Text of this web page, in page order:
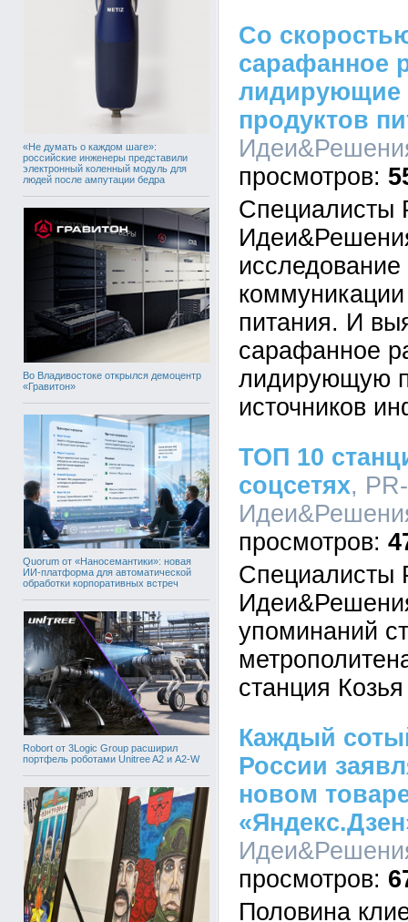
«Не думать о каждом шаге»:
российские инженеры представили
электронный коленный модуль для
людей после ампутации бедра
Во Владивостоке открылся демоцентр
«Гравитон»
Quorum от «Наносемантики»: новая
ИИ-платформа для автоматической
обработки корпоративных встреч
Robort от 3Logic Group расширил
портфель роботами Unitree A2 и A2-W
Со
сарафанное
лидирующие
продуктов
Специалисты
питания. И
сарафанное
лидирующую
источников
ТОП 10
соцсетях,
Специалисты
упоминаний
станция
Каждый
России
новом
Половина